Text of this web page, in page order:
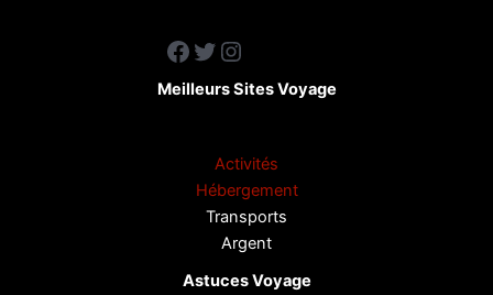
Facebook Twitter Instagram
Meilleurs Sites Voyage
Activités
Hébergement
Transports
Argent
Astuces Voyage